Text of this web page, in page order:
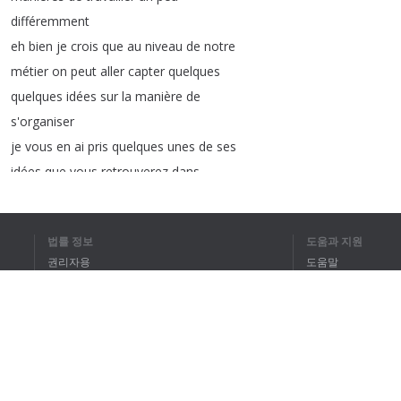
différemment
eh bien je crois que au niveau de notre
métier on peut aller capter quelques
quelques idées sur la manière de
s'organiser
je vous en ai pris quelques unes de ses
idées que vous retrouverez dans
organiser le travail
je voulais juste vous faire se tient dès
법률 정보
권리자용
도움과 지원
도움말